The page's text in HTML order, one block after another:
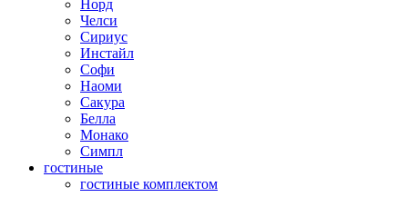
Норд
Челси
Сириус
Инстайл
Софи
Наоми
Сакура
Белла
Монако
Симпл
гостиные
гостиные комплектом